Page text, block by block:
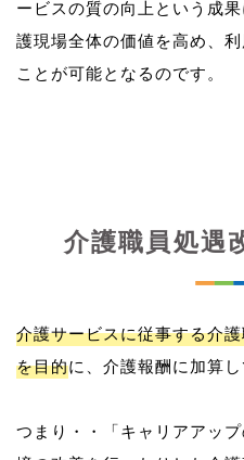
ービスの質の向上という成
護現場全体の価値を高め、
介護職員処遇
介護サービスに従事する介
を目的に、介護報酬に加算
つまり・・「キャリアアッ